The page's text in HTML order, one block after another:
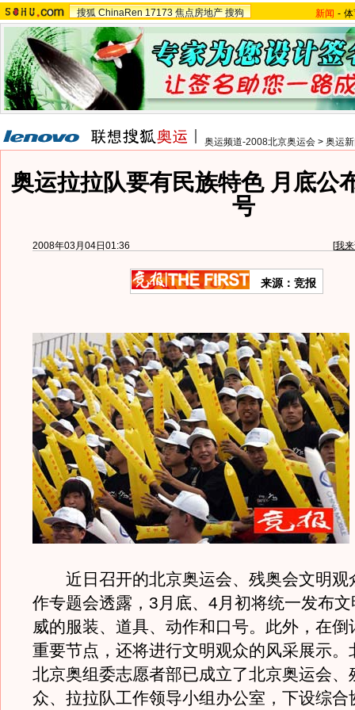
搜狐 ChinaRen 17173 焦点房地产 搜狗 新闻 -
奥运频道-2008北京奥运会 > 奥运
奥运拉拉队要有民族特色 月底公
号
2008年03月04日01:36 [我
来源：竞报
近日召开的北京奥运会、残奥会文明观
作专题会透露，3月底、4月初将统一发布
威的服装、道具、动作和口号。此外，在倒
重要节点，还将进行文明观众的风采展示。
北京奥组委志愿者部已成立了北京奥运会、
众、拉拉队工作领导小组办公室，下设综合